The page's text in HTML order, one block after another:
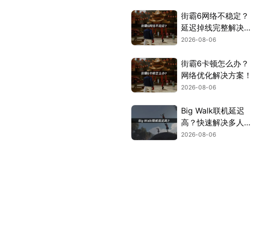
街霸6网络不稳定？
延迟掉线完整解决指
南！
2026-08-06
街霸6卡顿怎么办？
网络优化解决方案！
2026-08-06
Big Walk联机延迟
高？快速解决多人联
机卡顿问题！
2026-08-06